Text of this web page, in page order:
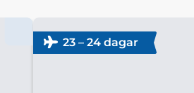
23 – 24 dagar